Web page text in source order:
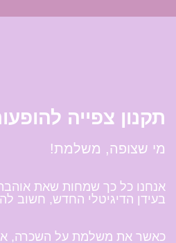
תקנון צפייה
מי שצופה, משלמת!
אנחנו כל כך שמחות שאת
בעידן הדיגיטלי החדש, חשוב
כאשר את משלמת על השכרה,